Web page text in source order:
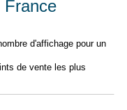
France
d'affichage pour un
de vente les plus